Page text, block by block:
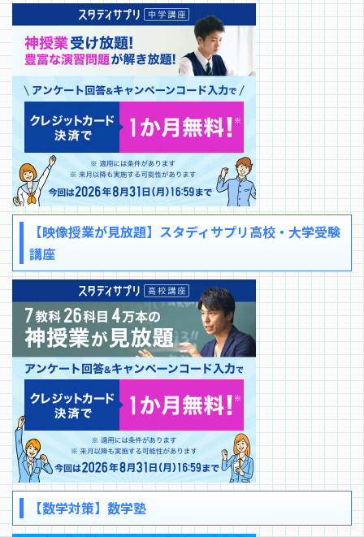
【映像授業が見放題】スタディサプリ高校・大学受験
講座
【数学対策】数学塾